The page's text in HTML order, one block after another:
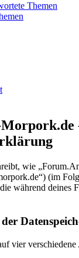
Themen
wie
(im
während deines
vier verschiedene